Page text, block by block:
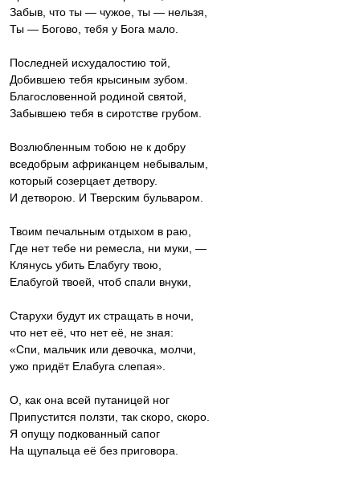
Забыв, что ты — чужое, ты — нельзя,
Ты — Богово, тебя у Бога мало.
Последней исхудалостию той,
Добившею тебя крысиным зубом.
Благословенной родиной святой,
Забывшею тебя в сиротстве грубом.
Возлюбленным тобою не к добру
вседобрым африканцем небывалым,
который созерцает детвору.
И детворою. И Тверским бульваром.
Твоим печальным отдыхом в раю,
Где нет тебе ни ремесла, ни муки, —
Клянусь убить Елабугу твою,
Елабугой твоей, чтоб спали внуки,
Старухи будут их стращать в ночи,
что нет её, что нет её, не зная:
«Спи, мальчик или девочка, молчи,
ужо придёт Елабуга слепая».
О, как она всей путаницей ног
Припустится ползти, так скоро, скоро.
Я опущу подкованный сапог
На щупальца её без приговора.